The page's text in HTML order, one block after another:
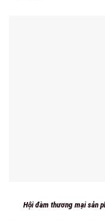
Hội đàm thương mại sản